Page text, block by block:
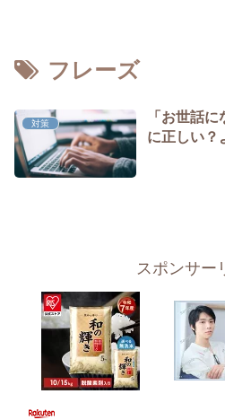
フレーズ
対策
「お世話
に正しい？
スポンサー